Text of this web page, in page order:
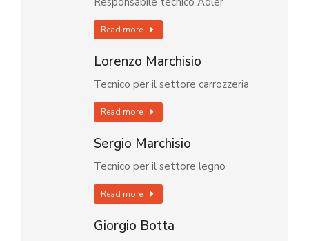
Read more
Lorenzo Marchisio
Tecnico per il settore carrozzeria
Read more
Sergio Marchisio
Tecnico per il settore legno
Read more
Giorgio Botta